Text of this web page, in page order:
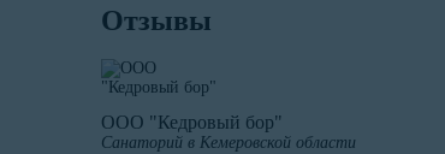
Отзывы
ООО "Кедровый бор"
Санаторий в Кемеровской области